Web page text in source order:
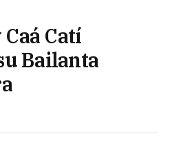
Catí
Bailanta